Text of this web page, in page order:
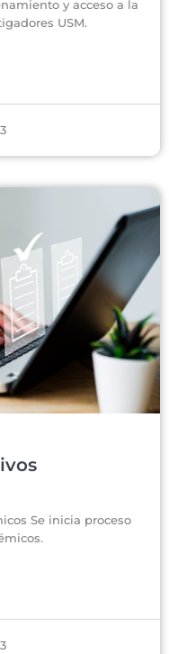
y acceso a la
USM.
Se inicia proceso